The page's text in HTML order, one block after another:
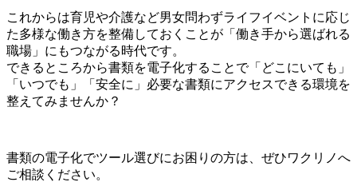
これからは育児や介護など男女問わずライフイベントに応じ
た多様な働き方を整備しておくことが「働き手から選ばれる
職場」にもつながる時代です。
できるところから書類を電子化することで「どこにいても」
「いつでも」「安全に」必要な書類にアクセスできる環境を
整えてみませんか？
書類の電子化でツール選びにお困りの方は、ぜひワクリノへ
ご相談ください。